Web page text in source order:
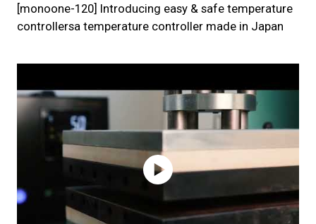
[monoone-120] Introducing easy & safe temperature
controllersa temperature controller made in Japan